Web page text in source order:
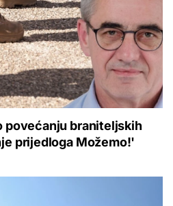
povećanju braniteljskih
prijedloga Možemo!'